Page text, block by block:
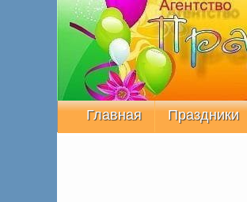
Главная Праздники